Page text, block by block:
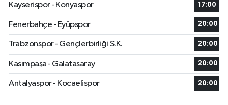
Kayserispor - Konyaspor
17:00
Fenerbahçe - Eyüpspor 20:00
Trabzonspor - Gençlerbirliği S.K. 20:00
Kasımpaşa - Galatasaray 20:00
Antalyaspor - Kocaelispor 20:00